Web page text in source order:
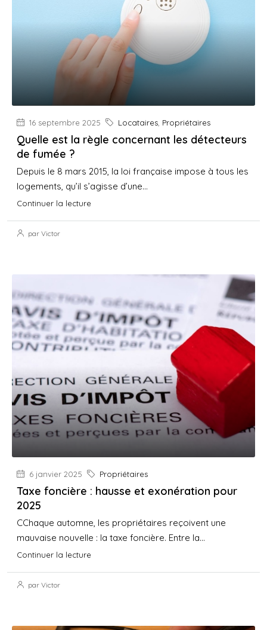
16 septembre 2025 Locataires Propriétaires
Quelle est la règle concernant les détecteurs
de fumée ?
Depuis le 8 mars 2015, la loi française impose à tous les
logements, qu’il s’agisse d’une...
Continuer la lecture
par Victor
6 janvier 2025 Propriétaires
Taxe foncière : hausse et exonération pour
2025
CChaque automne, les propriétaires reçoivent une
mauvaise nouvelle : la taxe foncière. Entre la...
Continuer la lecture
par Victor